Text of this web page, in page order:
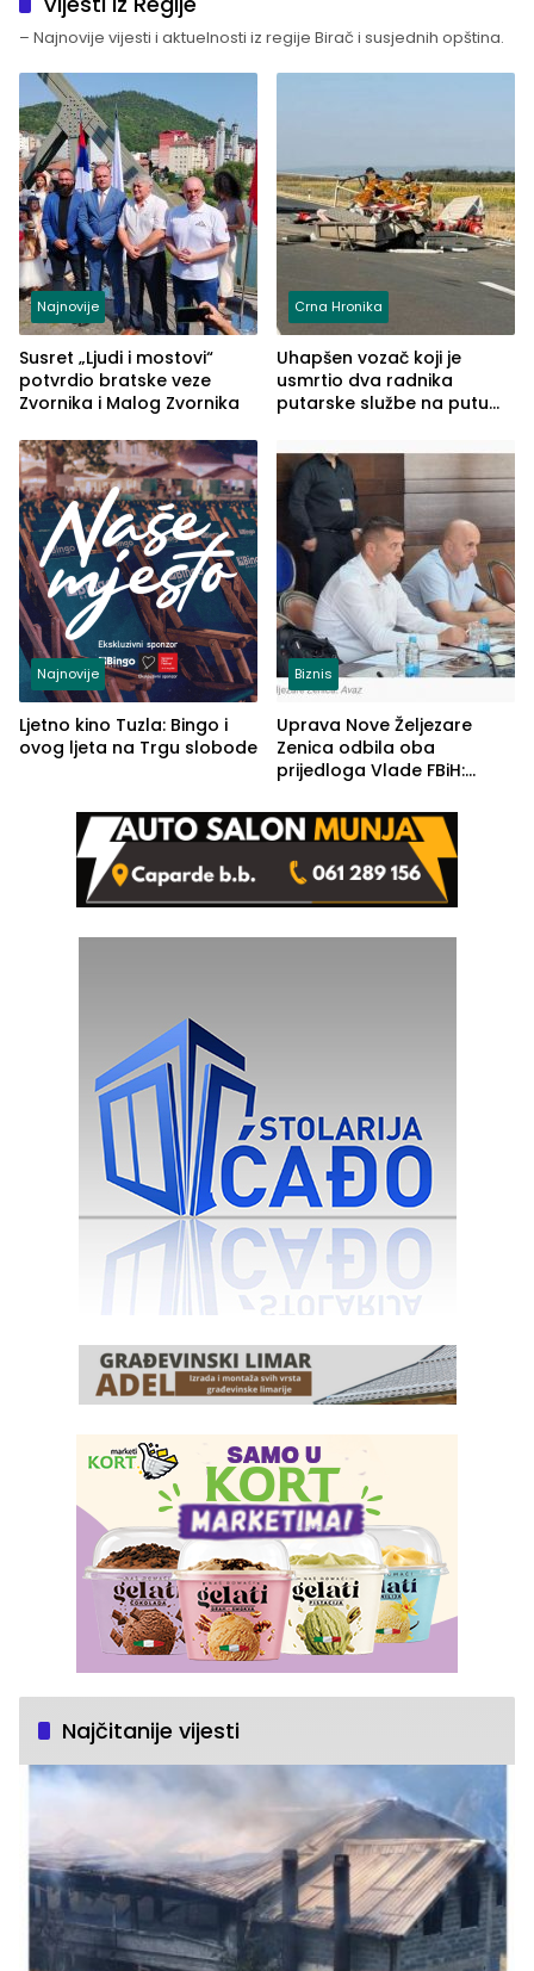
– Najnovije vijesti i aktuelnosti iz regije Birač i susjednih opština.
Najnovije
Susret „Ljudi i mostovi“
potvrdio bratske veze
Zvornika i Malog Zvornika
Crna Hronika
Uhapšen vozač koji je
usmrtio dva radnika
putarske službe na putu
(FOTO)
Najnovije
Ljetno kino Tuzla: Bingo i
ovog ljeta na Trgu slobode
Biznis
Uprava Nove Željezare
Zenica odbila oba
prijedloga Vlade FBiH:
rješenje
Najčitanije vijesti